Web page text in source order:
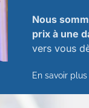
Nous
prix à une
vers vous
En savoir plus